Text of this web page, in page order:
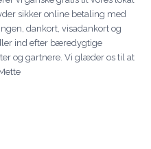
sikker online betaling med
dankort, visadankort og
ind efter bæredygtige
og gartnere. Vi glæder os til at